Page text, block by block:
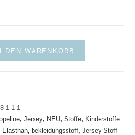
DEN WARENKORB
1-1-1
,Jersey, NEU,Stoffe, Kinderstoffe
Elasthan, bekleidungsstoff,Jersey Stoff